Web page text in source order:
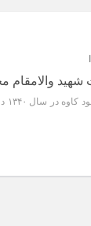
کارکنان
خرمشهر در
والامقام